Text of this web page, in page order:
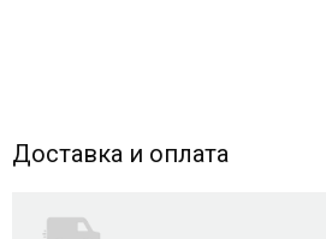
Доставка и оплата